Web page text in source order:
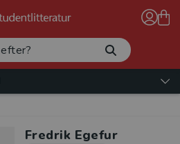
Fredrik Egefur